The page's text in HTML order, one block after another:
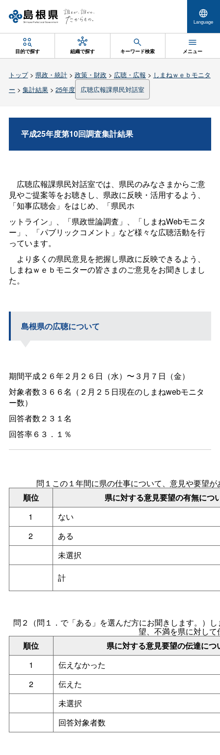
Language
目的で探す 組織で探す キーワード検索 メニュー
トップ> 県政・統計> 政策・財政 > 広聴・広報 > しまねｗｅｂモニタ
ー > 集計結果> 25年度 広聴広報課県民対話室
平成25年度第10回調査集計結果
広聴広報課県民対話室では、県民のみなさまからご意
見やご提案等をお聴きし、県政に反映・活用するよう、
「知事広聴会」をはじめ、「県民ホ
ットライン」、「県政世論調査」、「しまねWebモニタ
ー」、「パブリックコメント」など様々な広聴活動を行
っています。
より多くの県民意見を把握し県政に反映できるよう、
しまねｗｅｂモニターの皆さまのご意見をお聞きしまし
た。
島根県の広聴について
期間平成２６年２月２６日（水）〜３月７日（金）
対象者数３６６名（２月２５日現在のしまねwebモニタ
ー数）
回答者数２３１名
回答率６３．１％
問１この１年間に県の仕事について、意見や要望
順位
県に対する意見要望の有無につ
1
ない
2
ある
未選択
計
問２（問１．で「ある」を選んだ方にお聞きします。）
望、不満を県に対し
順位
県に対する意見要望の伝達につ
1
伝えなかった
2
伝えた
未選択
回答対象者数